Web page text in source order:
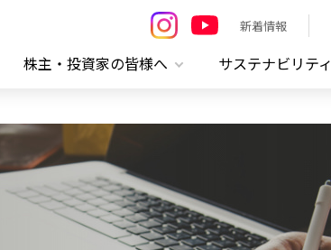
新着情報
株主・投資家の皆様へ サステナビリティ